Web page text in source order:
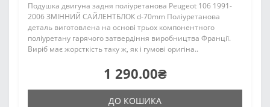
Подушка двигуна задня поліуретанова Peugeot 106 1991-
2006 ЗМІННИЙ САЙЛЕНТБЛОК d-70mm Поліуретанова
деталь виготовлена на основі трьох компонентного
поліуретану гарячого затвердіння виробництва Франції.
Виріб має жорсткість таку ж, як і гумові оригіна..
1 290.00₴
ДО КОШИКА